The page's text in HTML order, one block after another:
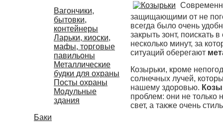
Вагончики,
бытовки,
контейнеры
Ларьки, киоски,
мафы, торговые
павильоны
Металлические
будки для охраны
Посты охраны
Модульные
здания
Баки
защищающими от не
всегда было очень
закрыть зонт, поискать
несколько минут, за
ситуаций оберегают
Козырьки, кроме
солнечных лучей,
нашему здоровью.
проблем: они не только
свет, а также очень